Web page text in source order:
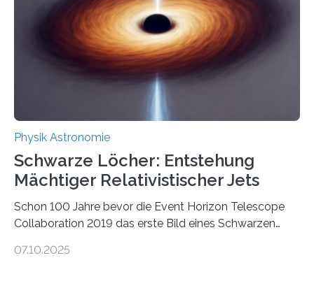
die Herleitung. (DOI: 10.1126/sciadv.adw8462)
Verbrennungsmotoren oder Dampfturbinen sind
Wärmekraftmaschinen: Sie wandeln thermische
Energie in mechanische Bewegung um – oder anders
ausgedrückt, Wärme in Bewegung. In
quantenmechanischen Experimenten ist es in den…
Physik Astronomie
Schwarze Löcher: Entstehung
Mächtiger Relativistischer Jets
Schon 100 Jahre bevor die Event Horizon Telescope
Collaboration 2019 das erste Bild eines Schwarzen
hatte der Astronom Heber Curtis einen seltsamen
07.10.2025